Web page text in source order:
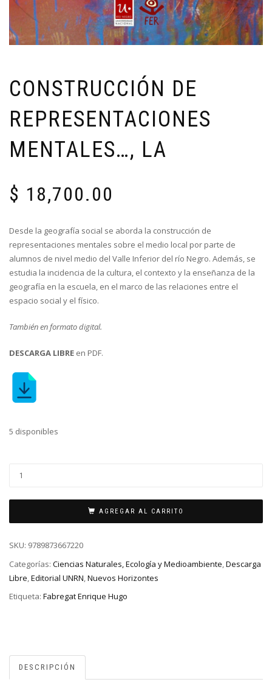
CONSTRUCCIÓN DE
REPRESENTACIONES
MENTALES…, LA
$ 18,700.00
Desde la geografía social se aborda la construcción de
representaciones mentales sobre el medio local por parte de
alumnos de nivel medio del Valle Inferior del río Negro. Además, se
estudia la incidencia de la cultura, el contexto y la enseñanza de la
geografía en la escuela, en el marco de las relaciones entre el
espacio social y el físico.
También en formato digital.
DESCARGA LIBRE en PDF.
5 disponibles
AGREGAR AL CARRITO
SKU: 9789873667220
Categorías: Ciencias Naturales, Ecología y Medioambiente Descarga
Libre Editorial UNRN Nuevos Horizontes
Etiqueta: Fabregat Enrique Hugo
DESCRIPCIÓN